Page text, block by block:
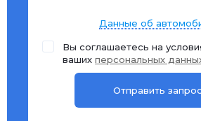
Данные об
Вы соглашаетесь на
ваших персональных